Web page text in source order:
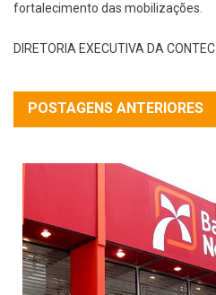
fortalecimento das mobilizações.
DIRETORIA EXECUTIVA DA CONTEC
POSTAGENS ANTERIORES